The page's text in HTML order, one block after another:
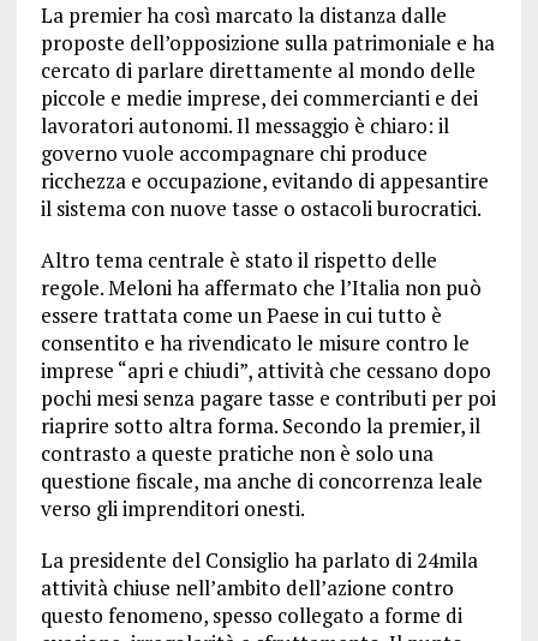
La premier ha così marcato la distanza dalle
proposte dell’opposizione sulla patrimoniale e ha
cercato di parlare direttamente al mondo delle
piccole e medie imprese, dei commercianti e dei
lavoratori autonomi. Il messaggio è chiaro: il
governo vuole accompagnare chi produce
ricchezza e occupazione, evitando di appesantire
il sistema con nuove tasse o ostacoli burocratici.
Altro tema centrale è stato il rispetto delle
regole. Meloni ha affermato che l’Italia non può
essere trattata come un Paese in cui tutto è
consentito e ha rivendicato le misure contro le
imprese “apri e chiudi”, attività che cessano dopo
pochi mesi senza pagare tasse e contributi per poi
riaprire sotto altra forma. Secondo la premier, il
contrasto a queste pratiche non è solo una
questione fiscale, ma anche di concorrenza leale
verso gli imprenditori onesti.
La presidente del Consiglio ha parlato di 24mila
attività chiuse nell’ambito dell’azione contro
questo fenomeno, spesso collegato a forme di